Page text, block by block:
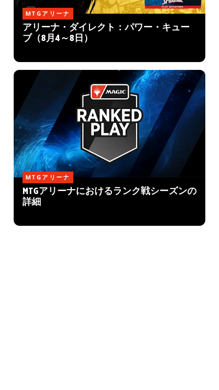
MTGアリーナ
アリーナ・ダイレクト：パワー・キュー
ブ（8月4～8日）
MTGアリーナ
MTGアリーナにおけるランク戦シーズンの
詳細